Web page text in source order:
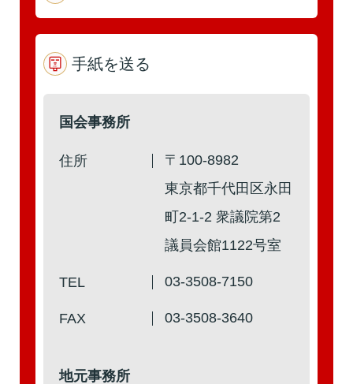
第3回 詳細はこちら
本人出席 代理出席（秘書）
代理出席（秘書）
本人出席 代理出席（秘書）
手紙を送る
国会事務所
住所
〒100-8982
東京都千代田区永田
町2-1-2 衆議院第2
議員会館1122号室
TEL 03-3508-7150
FAX 03-3508-3640
地元事務所